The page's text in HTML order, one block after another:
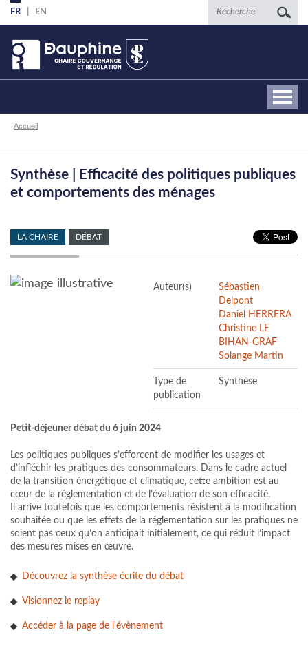
Aller
au
contenu
principal
FR EN Recherche
Fil
Accueil
Synthèse | Efficacité des politiques publiques
et comportements des ménages
LA CHAIRE DÉBAT
Auteur(s)
Sébastien
Delpont
Daniel HERRERA
Christine LE
BIHAN-GRAF
Solange Martin
Type de
publication
Synthèse
Petit-déjeuner débat du 6 juin 2024
Les politiques publiques s’efforcent de modifier les usages et
d’infléchir les pratiques des consommateurs. Dans le cadre actuel
de la transition énergétique et climatique, cette ambition est au
cœur de la réglementation et de l’évaluation de son efficacité.
Il arrive toutefois que les comportements résistent à la modification
souhaitée ou que les effets de la réglementation sur les pratiques ne
soient pas ceux qu’on anticipait initialement, ce qui réduit l’impact
des mesures mises en œuvre.
Découvrez la synthèse écrite du débat
Visionnez le replay
Accéder à la page de l'évènement